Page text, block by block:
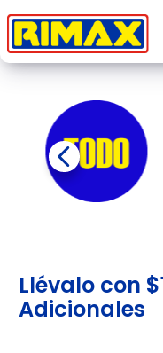
Llévalo con
Adicionales